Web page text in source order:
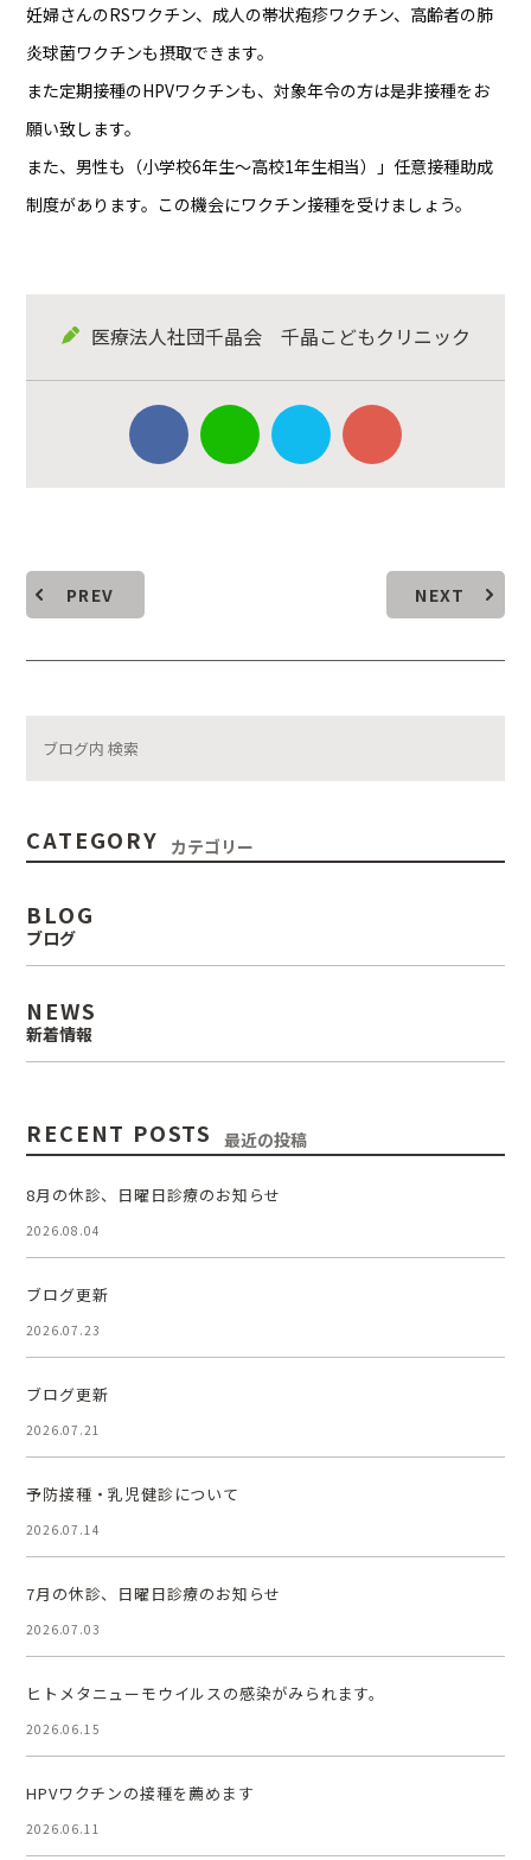
妊婦さんのRSワクチン、成人の帯状疱疹ワクチン、高齢者の肺
炎球菌ワクチンも摂取できます。
また定期接種のHPVワクチンも、対象年令の方は是非接種をお
願い致します。
また、男性も（小学校6年生～高校1年生相当）」任意接種助成
制度があります。この機会にワクチン接種を受けましょう。
医療法人社団千晶会 千晶こどもクリニック
PREV NEXT
CATEGORY カテゴリー
BLOG
ブログ
NEWS
新着情報
RECENT POSTS 最近の投稿
8月の休診、日曜日診療のお知らせ
2026.08.04
ブログ更新
2026.07.23
ブログ更新
2026.07.21
予防接種・乳児健診について
2026.07.14
7月の休診、日曜日診療のお知らせ
2026.07.03
ヒトメタニューモウイルスの感染がみられます。
2026.06.15
HPVワクチンの接種を薦めます
2026.06.11